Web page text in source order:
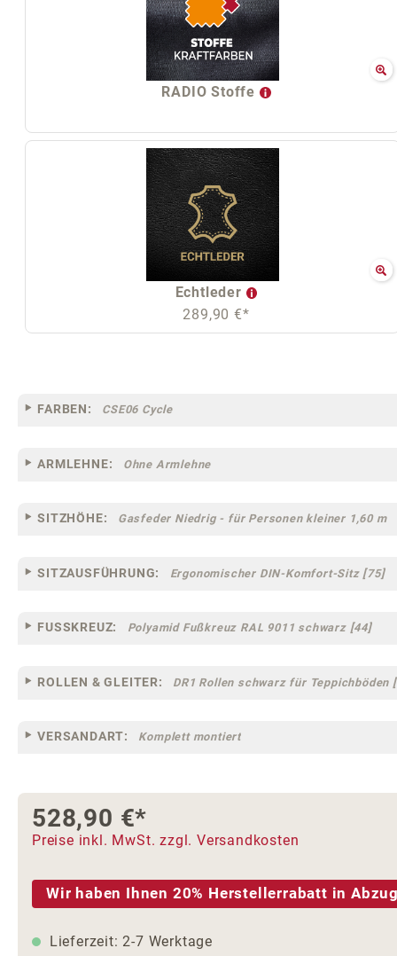
RADIO Stoffe
Echtleder
289,90 €*
FARBEN: CSE06 Cycle
ARMLEHNE: Ohne Armlehne
SITZHÖHE: Gasfeder Niedrig - für Personen kleiner 1,60 m
SITZAUSFÜHRUNG: Ergonomischer DIN-Komfort-Sitz [75]
FUSSKREUZ: Polyamid Fußkreuz RAL 9011 schwarz [44]
ROLLEN & GLEITER: DR1 Rollen schwarz für Teppichböden
VERSANDART: Komplett montiert
528,90 €*
Preise inkl. MwSt. zzgl. Versandkosten
Wir haben Ihnen 20% Herstellerrabatt in
Lieferzeit: 2-7 Werktage